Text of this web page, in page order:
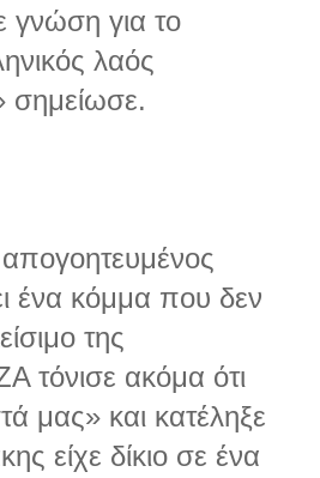
γνώση για το
λαός
σημείωσε.
απογοητευμένος
ένα κόμμα που δεν
της
τόνισε ακόμα ότι
μας» και κατέληξε
είχε δίκιο σε ένα